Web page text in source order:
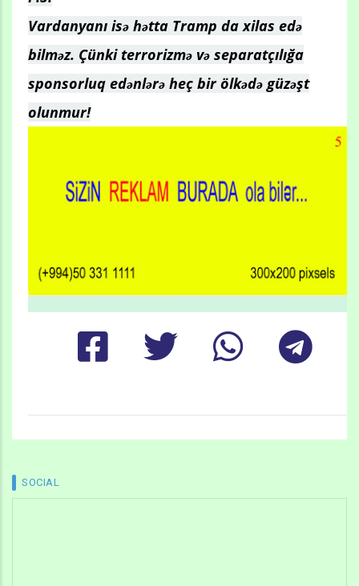
Vardanyanı isə hətta Tramp da xilas edə
bilməz. Çünki terrorizmə və separatçılığa
sponsorluq edənlərə heç bir ölkədə güzəşt
olunmur!
SOCIAL